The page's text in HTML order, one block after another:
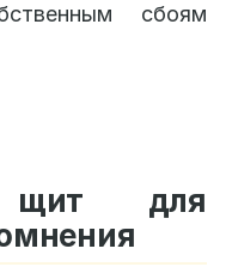
сбоям
щит для